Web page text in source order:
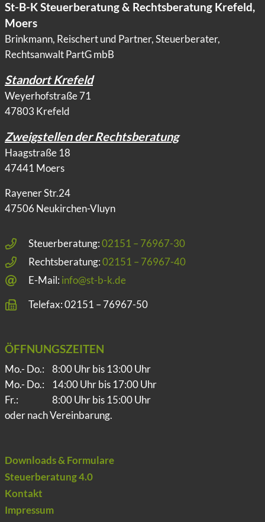
St-B-K Steuerberatung & Rechtsberatung Krefeld,
Moers
Brinkmann, Reischert und Partner, Steuerberater,
Rechtsanwalt PartG mbB
Standort Krefeld
Weyerhofstraße 71
47803 Krefeld
Zweigstellen der Rechtsberatung
Haagstraße 18
47441 Moers
Rayener Str.24
47506 Neukirchen-Vluyn
Steuerberatung:02151 – 76967-30
Rechtsberatung:02151 – 76967-40
E-Mail: info@st-b-k.de
Telefax: 02151 – 76967-50
ÖFFNUNGSZEITEN
Mo.- Do.:
8:00 Uhr bis 13:00 Uhr
Mo.- Do.:
14:00 Uhr bis 17:00 Uhr
Fr.:
8:00 Uhr bis 15:00 Uhr
oder nach Vereinbarung.
Downloads & Formulare
Steuerberatung 4.0
Kontakt
Impressum